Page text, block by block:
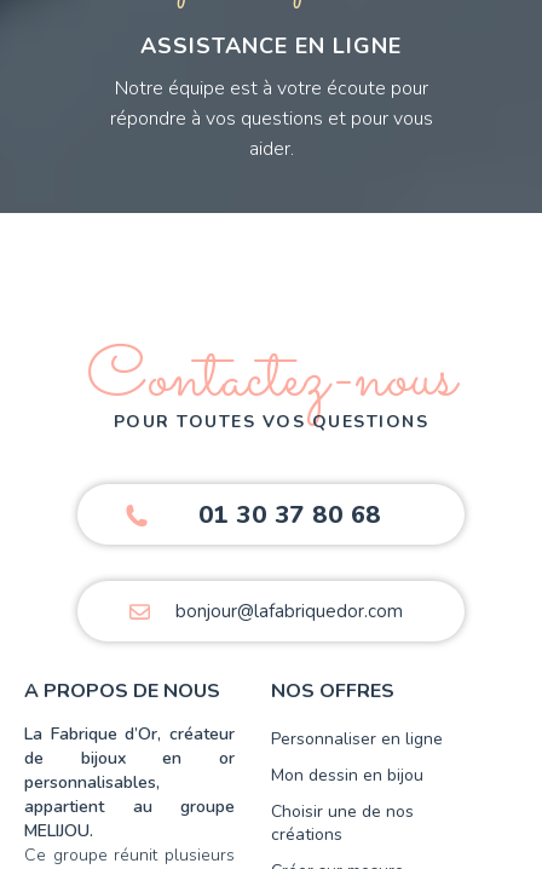
ASSISTANCE EN LIGNE
Notre équipe est à votre écoute pour
répondre à vos questions et pour vous
aider.
Contactez-nous
POUR TOUTES VOS QUESTIONS
01 30 37 80 68
bonjour@lafabriquedor.com
A PROPOS DE NOUS
La Fabrique d’Or, créateur
de bijoux en or
personnalisables,
appartient au groupe
MELIJOU.
Ce groupe réunit plusieurs
NOS OFFRES
Personnaliser en ligne
Mon dessin en bijou
Choisir une de nos
créations